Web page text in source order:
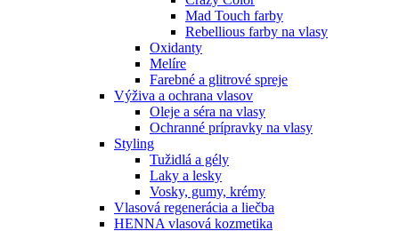
Mad Touch farby
Rebellious farby na vlasy
Oxidanty
Melíre
Farebné a glitrové spreje
Výživa a ochrana vlasov
Oleje a séra na vlasy
Ochranné prípravky na vlasy
Styling
Tužidlá a gély
Laky a lesky
Vosky, gumy, krémy
Vlasová regenerácia a liečba
HENNA vlasová kozmetika